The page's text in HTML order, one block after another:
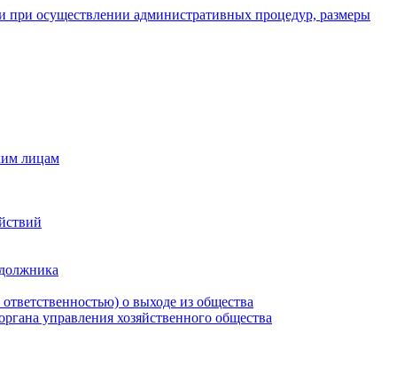
осуществлении административных процедур, размеры
лицам
о выходе из общества
управления хозяйственного общества